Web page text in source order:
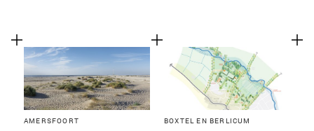
AMERSFOORT BOXTEL EN BERLICUM